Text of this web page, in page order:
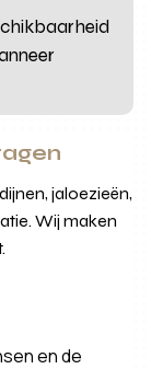
jaloezieën,
Wij maken
en de